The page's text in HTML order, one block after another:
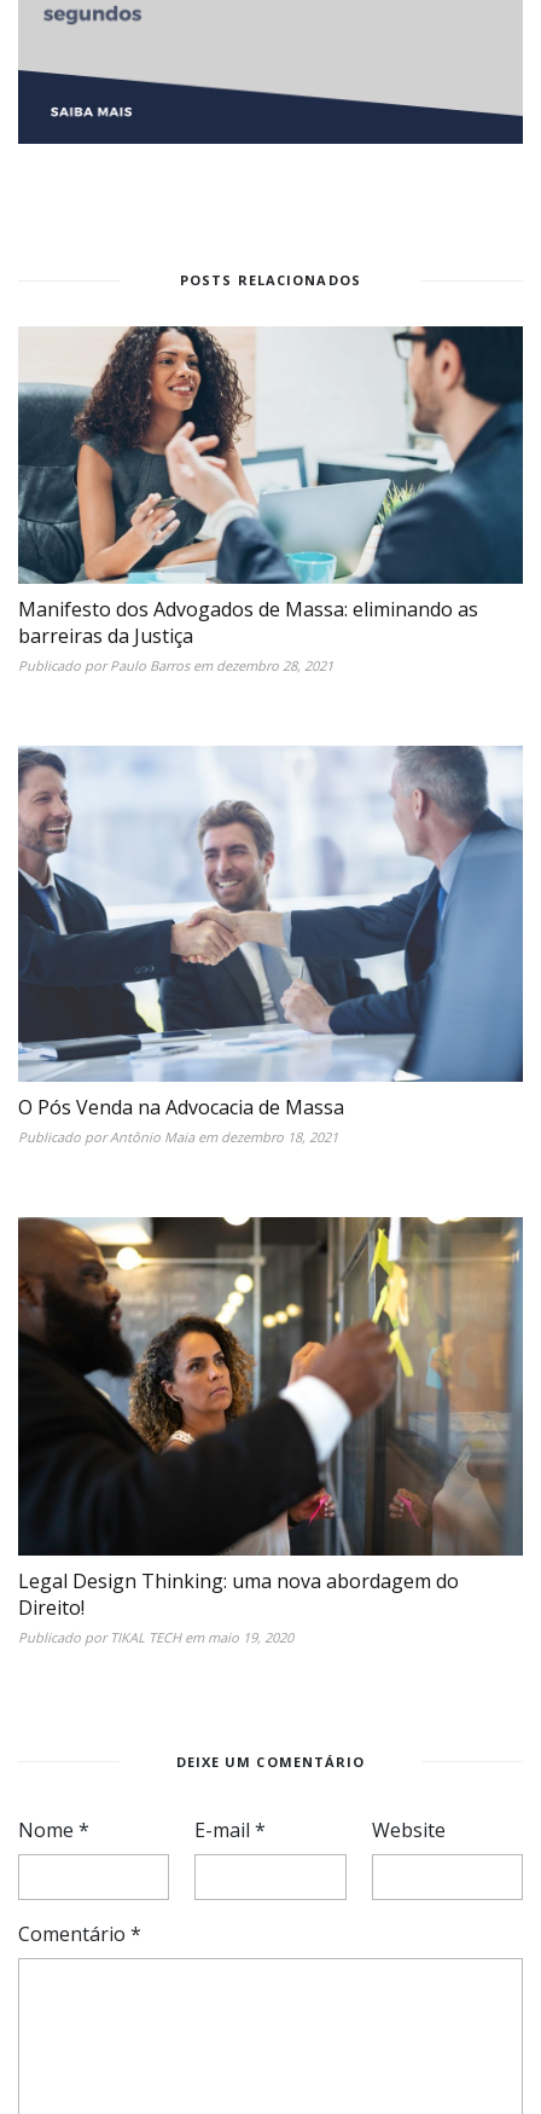
POSTS RELACIONADOS
Manifesto dos Advogados de Massa: eliminando as
barreiras da Justiça
Publicado porPaulo Barrosem dezembro 28, 2021
O Pós Venda na Advocacia de Massa
Publicado porAntônio Maiaem dezembro 18, 2021
Legal Design Thinking: uma nova abordagem do
Direito!
Publicado por TIKAL TECHem maio 19, 2020
DEIXE UM COMENTÁRIO
Nome * E-mail* Website
Comentário *